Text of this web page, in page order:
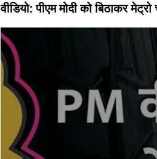
वीडियो: पीएम मोदी को बिठाकर